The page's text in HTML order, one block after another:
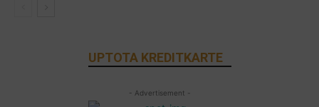
UPTOTA KREDITKARTE
- Advertisement -